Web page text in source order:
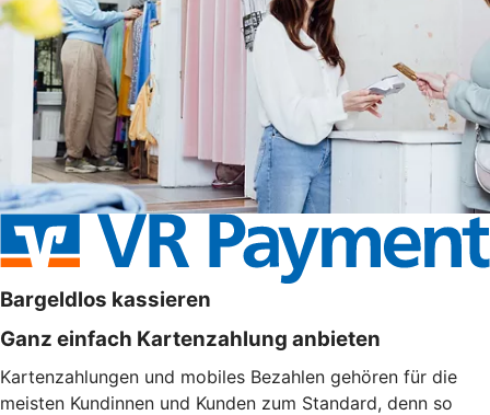
Bargeldlos kassieren
Ganz einfach Kartenzahlung anbieten
Kartenzahlungen und mobiles Bezahlen gehören für die
meisten Kundinnen und Kunden zum Standard, denn so